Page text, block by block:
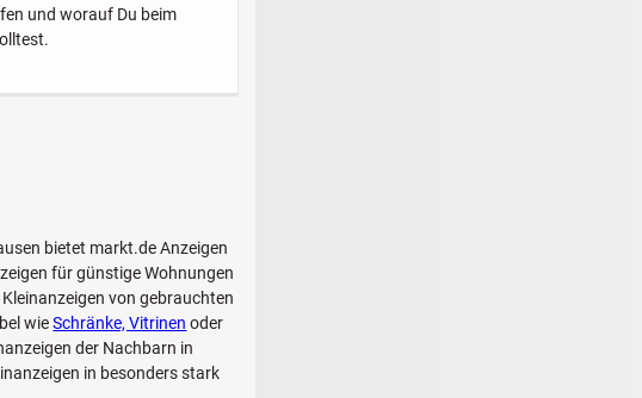
und worauf Du beim
bietet markt.de Anzeigen
für günstige Wohnungen
von gebrauchten
wieSchränke, Vitrinen oder
der Nachbarn in
in besonders stark